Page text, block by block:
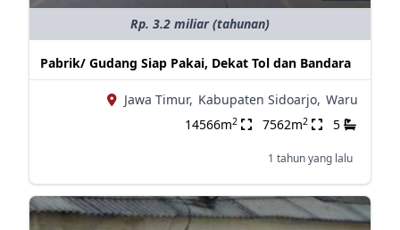
Rp. 3.2 miliar (tahunan)
Pabrik/ Gudang Siap Pakai, Dekat Tol dan Bandara
Jawa Timur, Kabupaten Sidoarjo, Waru
14566m2 7562m2 5
1 tahun yang lalu